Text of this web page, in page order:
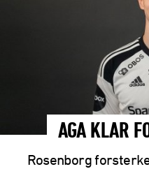
AGA KLAR
Rosenborg